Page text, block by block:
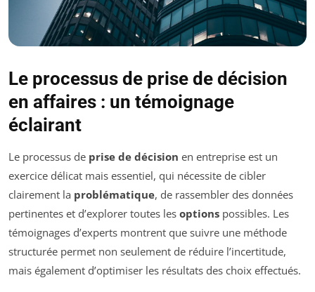
Le processus de prise de décision
en affaires : un témoignage
éclairant
Le processus de prise de décision en entreprise est un
exercice délicat mais essentiel, qui nécessite de cibler
clairement la problématique, de rassembler des données
pertinentes et d’explorer toutes les options possibles. Les
témoignages d’experts montrent que suivre une méthode
structurée permet non seulement de réduire l’incertitude,
mais également d’optimiser les résultats des choix effectués.